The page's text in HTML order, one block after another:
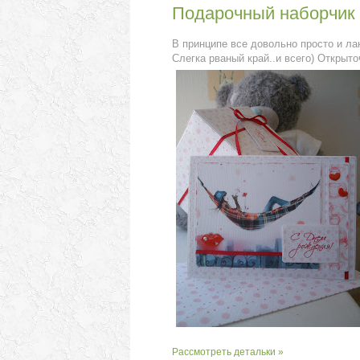
Подарочный наборчик
В принципе все довольно просто и
Слегка рваный край..и всего)
Рассмотреть детальки »